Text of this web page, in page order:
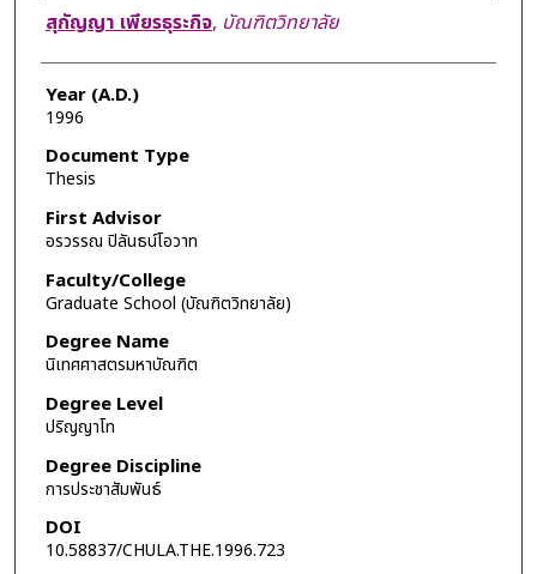
Author
สุกัญญา เพียรธุระกิจ, บัณฑิตวิทยาลัย
Year (A.D.)
1996
Document Type
Thesis
First Advisor
อรวรรณ ปิลันธน์โอวาท
Faculty/College
Graduate School (บัณฑิตวิทยาลัย)
Degree Name
นิเทศศาสตรมหาบัณฑิต
Degree Level
ปริญญาโท
Degree Discipline
การประชาสัมพันธ์
DOI
10.58837/CHULA.THE.1996.723